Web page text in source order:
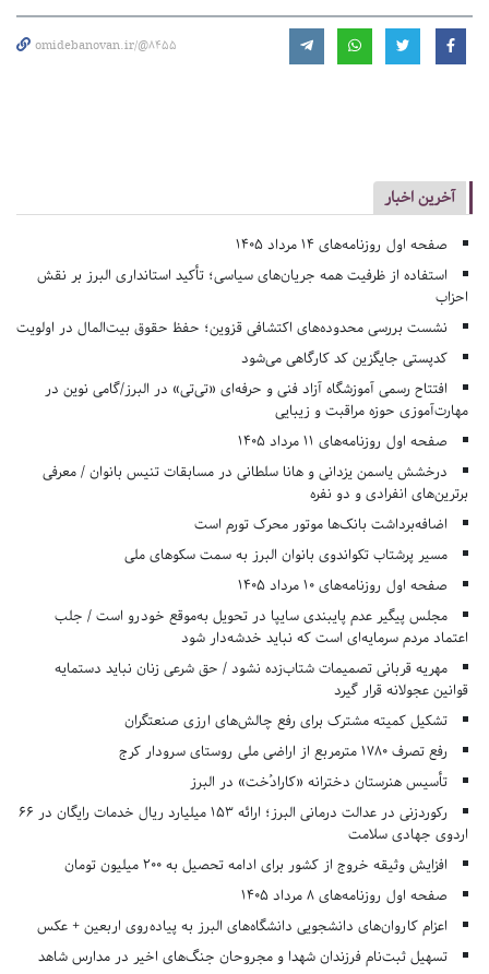
omidebanovan.ir/@8455
آخرین اخبار
صفحه اول روزنامه‌های 14 مرداد 1405
استفاده از ظرفیت همه جریان‌های سیاسی؛ تأکید استانداری البرز بر نقش
احزاب
نشست بررسی محدوده‌های اکتشافی قزوین؛ حفظ حقوق بیت‌المال در اولویت
کدپستی جایگزین کد کارگاهی می‌شود
افتتاح رسمی آموزشگاه آزاد فنی و حرفه‌ای «تی‌تی» در البرز/گامی نوین در
مهارت‌آموزی حوزه مراقبت و زیبایی
صفحه اول روزنامه‌های 11 مرداد 1405
درخشش یاسمن یزدانی و هانا سلطانی در مسابقات تنیس بانوان / معرفی
برترین‌های انفرادی و دو نفره
اضافه‌برداشت بانک‌ها موتور محرک تورم است
مسیر پرشتاب تکواندوی بانوان البرز به سمت سکوهای ملی
صفحه اول روزنامه‌های 10 مرداد 1405
مجلس پیگیر عدم پایبندی سایپا در تحویل به‌موقع خودرو است / جلب
اعتماد مردم سرمایه‌ای است که نباید خدشه‌دار شود
مهریه قربانی تصمیمات شتاب‌زده نشود / حق شرعی زنان نباید دستمایه
قوانین عجولانه قرار گیرد
تشکیل کمیته مشترک برای رفع چالش‌های ارزی صنعتگران
رفع تصرف ۱۷۸۰ مترمربع از اراضی ملی روستای سرودار کرج
تأسیس هنرستان دخترانه «کارادُخت» در البرز
رکوردزنی در عدالت درمانی البرز؛ ارائه ۱۵۳ میلیارد ریال خدمات رایگان در ۶۶
اردوی جهادی سلامت
افزایش وثیقه خروج از کشور برای ادامه تحصیل به ۲۰۰ میلیون تومان
صفحه اول روزنامه‌های 8 مرداد 1405
اعزام کاروان‌های دانشجویی دانشگاه‌های البرز به پیاده‌روی اربعین + عکس
تسهیل ثبت‌نام فرزندان شهدا و مجروحان جنگ‌های اخیر در مدارس شاهد